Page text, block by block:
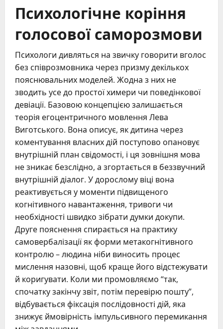
Психологічне коріння
голосової саморозмови
Психологи дивляться на звичку говорити вголос
без співрозмовника через призму декількох
пояснювальних моделей. Жодна з них не
зводить усе до простої химери чи поведінкової
девіації. Базовою концепцією залишається
теорія егоцентричного мовлення Лева
Виготського. Вона описує, як дитина через
коментування власних дій поступово опановує
внутрішній план свідомості, і ця зовнішня мова
не зникає безслідно, а згортається в беззвучний
внутрішній діалог. У дорослому віці вона
реактивується у моменти підвищеного
когнітивного навантаження, тривоги чи
необхідності швидко зібрати думки докупи.
Друге пояснення спирається на практику
самовербалізації як форми метакогнітивного
контролю – людина ніби виносить процес
мислення назовні, щоб краще його відстежувати
й коригувати. Коли ми промовляємо “так,
спочатку закінчу звіт, потім перевірю пошту”,
відбувається фіксація послідовності дій, яка
знижує ймовірність імпульсивного перемикання